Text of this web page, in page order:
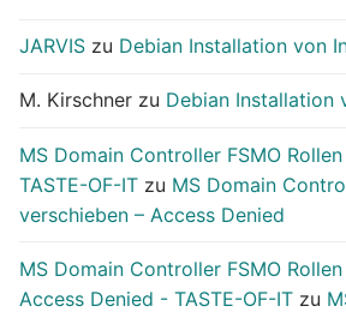
JARVIS zu Debian Installation von
M. Kirschner zu Debian Installation
MS Domain Controller FSMO
TASTE-OF-IT zu MS Domain
verschieben – Access Denied
MS Domain Controller FSMO
Access Denied - TASTE-OF-IT zu